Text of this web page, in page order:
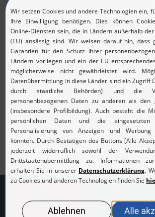
handelt es sich um eine
Hochleistungsdatenbankanwendung.
Vorteile:
Rohdaten können für bis zu 6 Monate
werden
Reports auf Basis von Rohdaten können
längere Laufzeiten beziehen
Detaillierte Analysen der
Nutzung
Sofortige Berichterstellung aus
Genaue Analyse des Traffic über
Download Live Demo